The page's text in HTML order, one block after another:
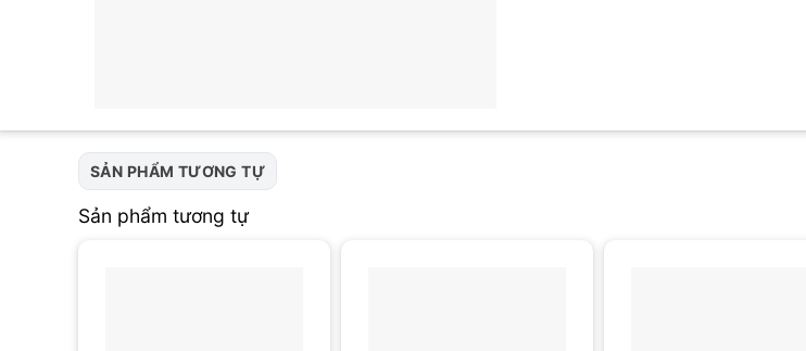
SẢN PHẨM TƯƠNG TỰ
Sản phẩm tương tự